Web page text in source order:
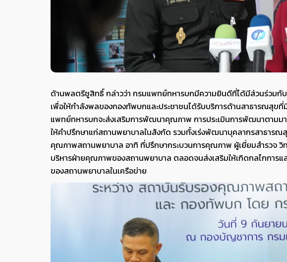
ด้านพลตรีชูสิทธิ์ กล่าวว่า กรมแพทย์ทหารบกมีความยินดีที่ได้มีส่วนร่วม
เพื่อให้กำลังพลของกองทัพบกและประชาชนได้รับบริการด้านสาธารณสุข
แพทย์ทหารบกจะส่งเสริมการพัฒนาคุณภาพ การประเมินการพัฒนาตามมา
ให้คำปรึกษาแก่สถานพยาบาลในสังกัด รวมทั้งเร่งพัฒนาบุคลากรสาธาร
คุณภาพสถานพยาบาล อาทิ ที่ปรึกษากระบวนการคุณภาพ ผู้เยี่ยมสำรวจ
บริหารฝ่ายคุณภาพของสถานพยาบาล ตลอดจนส่งเสริมให้เกิดกลไกกา
ของสถานพยาบาลในเครือข่าย